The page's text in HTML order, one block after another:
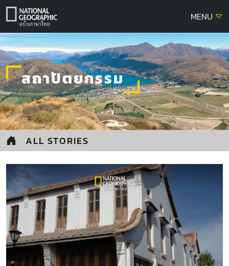
Skip
MENU
สถาปัตยกรรม
ALL STORIES